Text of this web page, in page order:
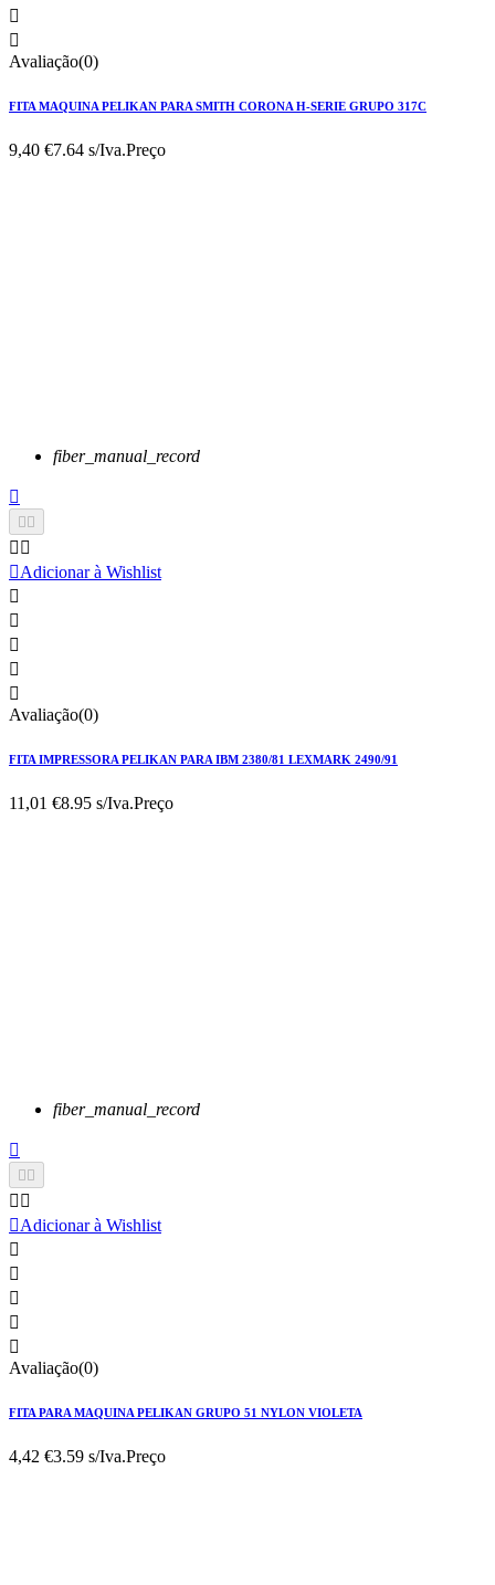


Avaliação(0)
FITA MAQUINA PELIKAN PARA SMITH CORONA H-SERIE GRUPO 317C
9,40 €7.64 s/Iva.Preço
fiber_manual_record

 
 
Adicionar à Wishlist





Avaliação(0)
FITA IMPRESSORA PELIKAN PARA IBM 2380/81 LEXMARK 2490/91
11,01 €8.95 s/Iva.Preço
fiber_manual_record

 
 
Adicionar à Wishlist





Avaliação(0)
FITA PARA MAQUINA PELIKAN GRUPO 51 NYLON VIOLETA
4,42 €3.59 s/Iva.Preço